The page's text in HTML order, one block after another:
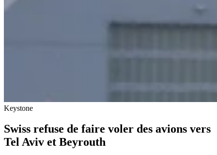
Keystone
Swiss refuse de faire voler des avions vers
Tel Aviv et Beyrouth